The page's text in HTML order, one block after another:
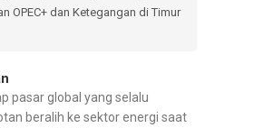
OPEC+ dan Ketegangan di Timur
pasar global yang selalu
beralih ke sektor energi saat